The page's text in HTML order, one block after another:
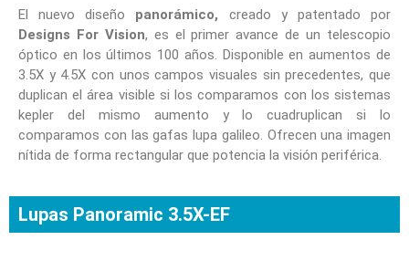
El nuevo diseño panorámico, creado y patentado por
Designs For Vision, es el primer avance de un telescopio
óptico en los últimos 100 años. Disponible en aumentos de
3.5X y 4.5X con unos campos visuales sin precedentes, que
duplican el área visible si los comparamos con los sistemas
kepler del mismo aumento y lo cuadruplican si lo
comparamos con las gafas lupa galileo. Ofrecen una imagen
nítida de forma rectangular que potencia la visión periférica.
Lupas Panoramic 3.5X-EF